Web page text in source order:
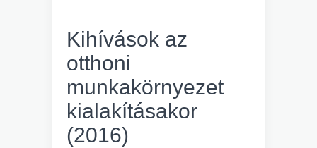
Kihívások az
otthoni
munkakörnyezet
kialakításakor
(2016)